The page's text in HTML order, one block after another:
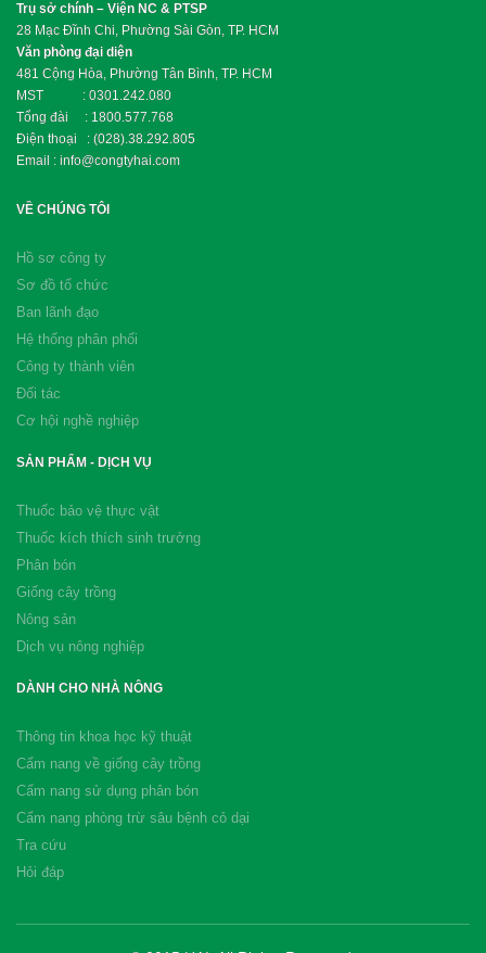
Trụ sở chính – Viện NC & PTSP
28 Mạc Đĩnh Chi, Phường Sài Gòn, TP. HCM
Văn phòng đại diện
481 Cộng Hòa, Phường Tân Bình, TP. HCM
MST : 0301.242.080
Tổng đài : 1800.577.768
Điện thoại : (028).38.292.805
Email : info@congtyhai.com
VỀ CHÚNG TÔI
Hồ sơ công ty
Sơ đồ tổ chức
Ban lãnh đạo
Hệ thống phân phối
Công ty thành viên
Đối tác
Cơ hội nghề nghiệp
SẢN PHẨM - DỊCH VỤ
Thuốc bảo vệ thực vật
Thuốc kích thích sinh trưởng
Phân bón
Giống cây trồng
Nông sản
Dịch vụ nông nghiệp
DÀNH CHO NHÀ NÔNG
Thông tin khoa học kỹ thuật
Cẩm nang về giống cây trồng
Cẩm nang sử dụng phân bón
Cẩm nang phòng trừ sâu bệnh cỏ dại
Tra cứu
Hỏi đáp